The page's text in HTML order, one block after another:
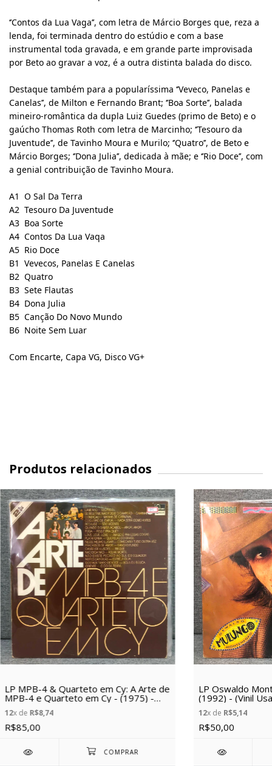
‘’Contos da Lua Vaga’’, com letra de Márcio Borges que, reza a
lenda, foi terminada dentro do estúdio e com a base
instrumental toda gravada, e em grande parte improvisada
por Beto ao gravar a voz, é a outra distinta balada do disco.
Destaque também para a popularíssima ‘’Veveco, Panelas e
Canelas’’, de Milton e Fernando Brant; ‘’Boa Sorte’’, balada
mineiro-romântica da dupla Luiz Guedes (primo de Beto) e o
gaúcho Thomas Roth com letra de Marcinho; ‘’Tesouro da
Juventude’’, de Tavinho Moura e Murilo; ‘’Quatro’’, de Beto e
Márcio Borges; ‘’Dona Julia’’, dedicada à mãe; e ‘’Rio Doce’’, com
a genial contribuição de Tavinho Moura.
A1 O Sal Da Terra
A2 Tesouro Da Juventude
A3 Boa Sorte
A4 Contos Da Lua Vaqa
A5 Rio Doce
B1 Vevecos, Panelas E Canelas
B2 Quatro
B3 Sete Flautas
B4 Dona Julia
B5 Canção Do Novo Mundo
B6 Noite Sem Luar
Com Encarte, Capa VG, Disco VG+
Produtos relacionados
LP MPB-4 & Quarteto em Cy: A Arte de
MPB-4 e Quarteto em Cy - (1975) -
(Vinil Usado)
12x de R$8,74
R$85,00
LP Oswaldo
(1992) - (Vinil
12x de R$5,14
R$50,00